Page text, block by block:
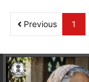
Previous 1